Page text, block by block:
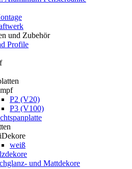
und Zubehör
Profile
P2 (V20)
P3 (V100)
weiß
und Mattdekore